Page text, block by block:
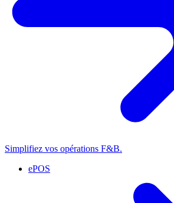
Simplifiez vos opérations F&B.
ePOS